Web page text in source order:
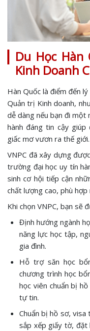
Du Học Hàn
Kinh Doanh
Hàn Quốc là điểm đến
Quản trị Kinh doanh,
dễ dàng nếu bạn đi một
hành đáng tin cậy giúp
giấc mơ vươn ra thế giới.
VNPC đã xây dựng
trường đại học uy tín
sinh cơ hội tiếp cận
chất lượng cao, phù hợp
Khi chọn VNPC, bạn sẽ
Định hướng ngành
năng lực học tập,
gia đình.
Hỗ trợ săn học
chương trình học
học viên chuẩn bị
tự tin.
Chuẩn bị hồ sơ,
sắp xếp giấy tờ, đặt